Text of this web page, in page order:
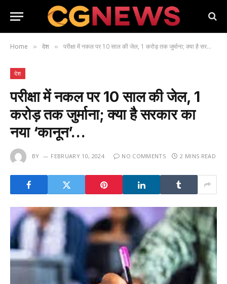
Home » देश » परीक्षा में नकल पर 10 साल की जेल, 1 करोड़ तक जुर्माना; क्या है सरकार का नया ‘कानून’…
देश
परीक्षा में नकल पर 10 साल की जेल, 1
करोड़ तक जुर्माना; क्या है सरकार का
नया ‘कानून’…
BY FEBRUARY 10, 2024 NO COMMENTS 2 MINS READ